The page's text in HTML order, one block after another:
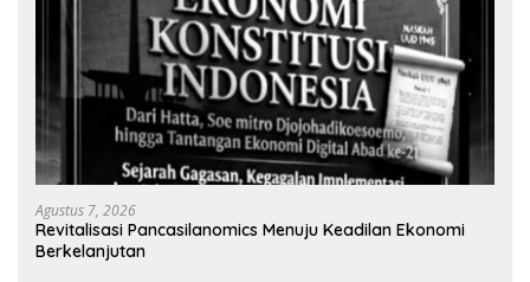
Agustus 7, 2026
Revitalisasi Pancasilanomics Menuju Keadilan Ekonomi
Berkelanjutan